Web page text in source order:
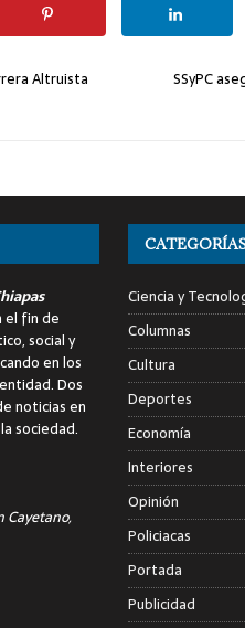
Altruista
SSyPC
el fin de
social y
en los
Dos
noticias en
sociedad.
Cayetano,
Ciencia y
Columnas
Cultura
Deportes
Economía
Interiores
Opinión
Policiacas
Portada
Publicidad